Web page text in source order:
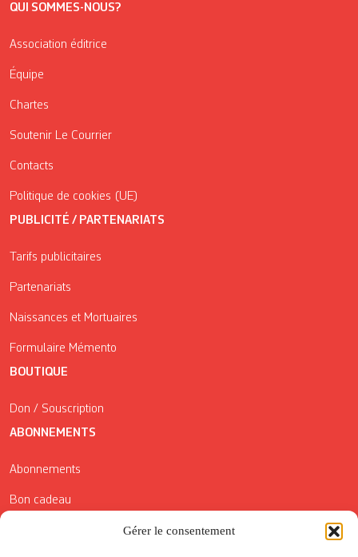
Gérer le consentement
QUI SOMMES-NOUS?
Association éditrice
Équipe
Chartes
Soutenir Le Courrier
Contacts
Politique de cookies (UE)
PUBLICITÉ / PARTENARIATS
Tarifs publicitaires
Partenariats
Naissances et Mortuaires
Formulaire Mémento
BOUTIQUE
Don / Souscription
ABONNEMENTS
Abonnements
Bon cadeau
Conditions générales de vente